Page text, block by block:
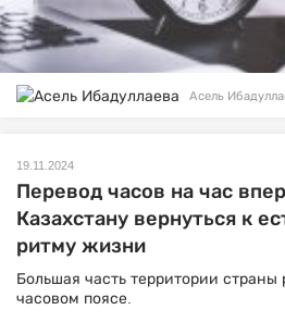
Асель
19.11.2024
Перевод часов на час
Казахстану вернуться к
ритму жизни
Большая часть территории
часовом поясе.